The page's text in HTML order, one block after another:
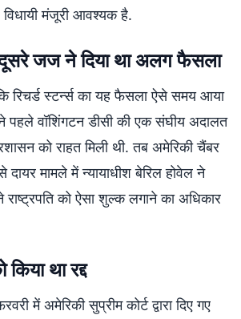
मंजूरी आवश्यक है.
जज ने दिया था अलग फैसला
रिचर्ड स्टर्न्स का यह फैसला ऐसे समय आया
पहले वॉशिंगटन डीसी की एक संघीय अदालत
को राहत मिली थी. तब अमेरिकी चैंबर
मामले में न्यायाधीश बेरिल होवेल ने
राष्ट्रपति को ऐसा शुल्क लगाने का अधिकार
था रद्द
में अमेरिकी सुप्रीम कोर्ट द्वारा दिए गए